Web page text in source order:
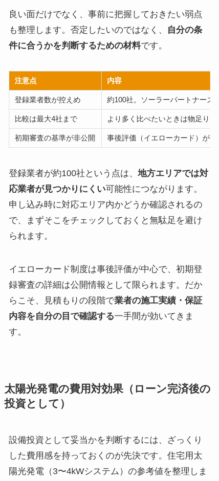
良い面だけでなく、事前に把握しておきたい弱点
も整理します。否定したいのではなく、
自分の条
件に合うかを判断するための材料です。
注意点 内容
登録業者数が控えめ 約100社。ソーラーパートナーズ
比較は最大4社まで より多く比べたいときは物足り
初期審査の基準が非公開 事後評価（イエローカード）が中
登録業者が約100社という点は、地方エリアでは対
応業者が見つかりにくい可能性につながります。
申し込み時に対応エリア内かどうか確認されるの
で、まずそこをチェックしておくと無駄足を避け
られます。
イエローカード制度は事後評価が中心で、初期登
録審査の詳細は公開情報として限られます。だか
らこそ、見積もりの段階で業者の施工実績・保証
内容を自分の目で確認する一手間が効いてきま
す。
太陽光発電の費用対効果（ローン完済後の
投資として）
設備投資として妥当かを判断するには、ざっくり
した費用感を持っておくのが先決です。住宅用太
陽光発電（3〜4kWシステム）の参考値を整理しま